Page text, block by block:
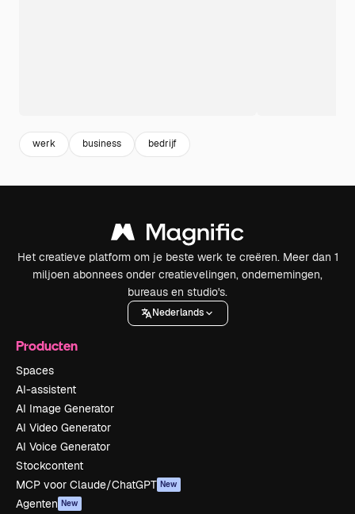
werk business bedrijf
Het creatieve platform om je beste werk te creëren. Meer dan 1
miljoen abonnees onder creatievelingen, ondernemingen,
bureaus en studio's.
Nederlands
Producten
Spaces
AI-assistent
AI Image Generator
AI Video Generator
AI Voice Generator
Stockcontent
MCP voor Claude/ChatGPT New
Agenten New